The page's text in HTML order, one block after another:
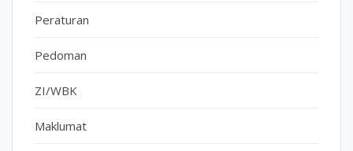
Peraturan
Pedoman
ZI/WBK
Maklumat